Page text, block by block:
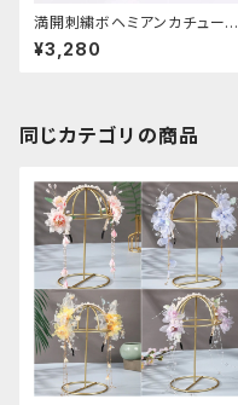
満開刺繍ボヘミアンカチューシ
ャ
¥3,280
同じカテゴリの商品